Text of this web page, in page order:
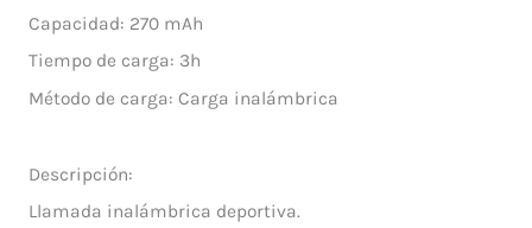
Capacidad: 270 mAh
Tiempo de carga: 3h
Método de carga: Carga inalámbrica
Descripción:
Llamada inalámbrica deportiva.